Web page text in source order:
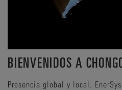
BIENVENIDOS A
Presencia global y local.